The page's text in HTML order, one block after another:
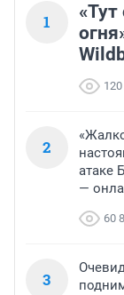
1
2
атаке
—
60
3